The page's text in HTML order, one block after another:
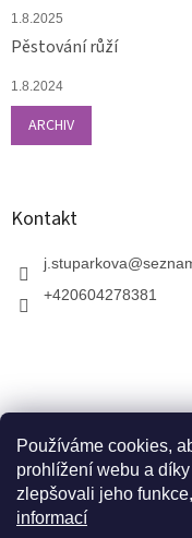
Používáme cookies,
prohlížení webu a
zlepšovali jeho
informacíV zahradnictví je
1.8.2025
Pěstování růží
1.8.2024
ARCHIV
Kontakt
j.stuparkova@
+420604278381